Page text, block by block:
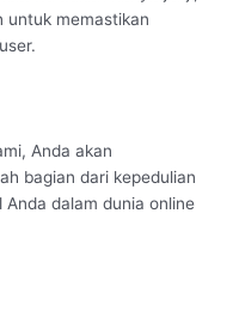
untuk memastikan
Anda akan
bagian dari kepedulian
dalam dunia online